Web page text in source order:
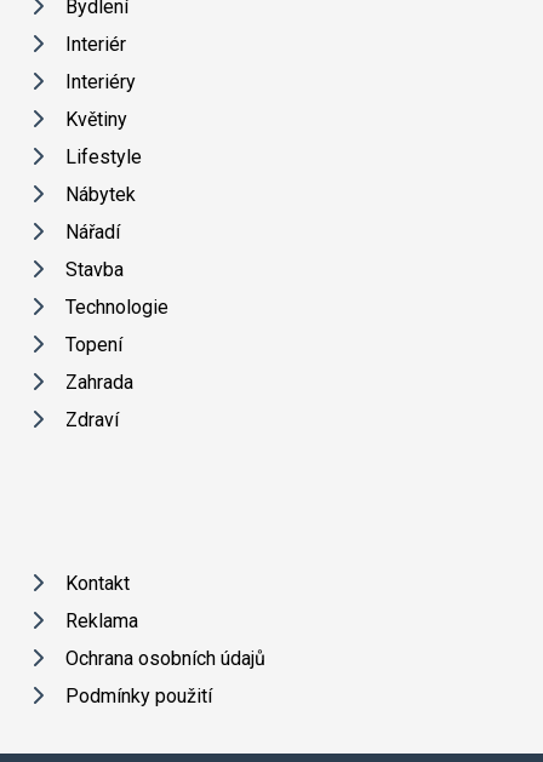
Bydlení
Interiér
Interiéry
Květiny
Lifestyle
Nábytek
Nářadí
Stavba
Technologie
Topení
Zahrada
Zdraví
Kontakt
Reklama
Ochrana osobních údajů
Podmínky použití